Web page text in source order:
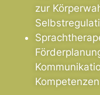
zur